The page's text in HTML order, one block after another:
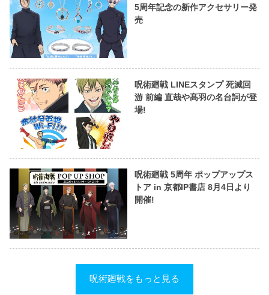
5周年記念の新作アクセサリー発
売
呪術廻戦 LINEスタンプ 死滅回
游 前編 直哉や髙羽の名台詞が登
場!
呪術廻戦 5周年 ポップアップス
トア in 京都IP書店 8月4日より
開催!
呪術廻戦をもっと見る